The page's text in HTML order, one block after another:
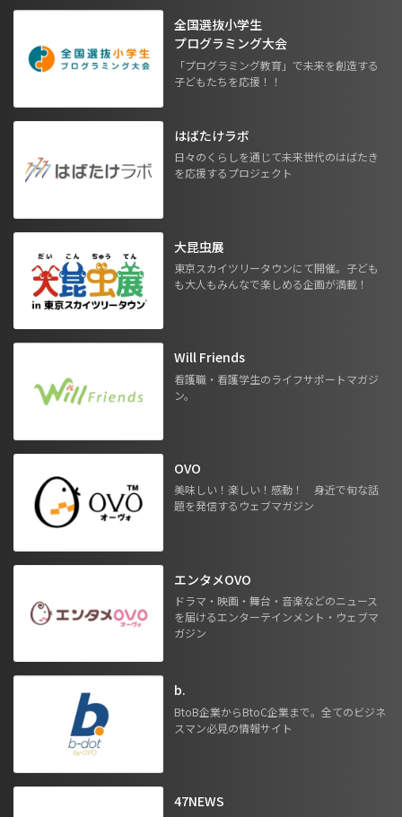
全国選抜小学生
プログラミング大会
「プログラミング教育」で未来を創造する
子どもたちを応援！！
はばたけラボ
日々のくらしを通じて未来世代のはばたき
を応援するプロジェクト
大昆虫展
東京スカイツリータウンにて開催。子ども
も大人もみんなで楽しめる企画が満載！
Will Friends
看護職・看護学生のライフサポートマガジ
ン。
OVO
美味しい！楽しい！感動！ 身近で旬な話
題を発信するウェブマガジン
エンタメOVO
ドラマ・映画・舞台・音楽などのニュース
を届けるエンターテインメント・ウェブマ
ガジン
b.
BtoB企業からBtoC企業まで。全てのビジネ
スマン必見の情報サイト
47NEWS